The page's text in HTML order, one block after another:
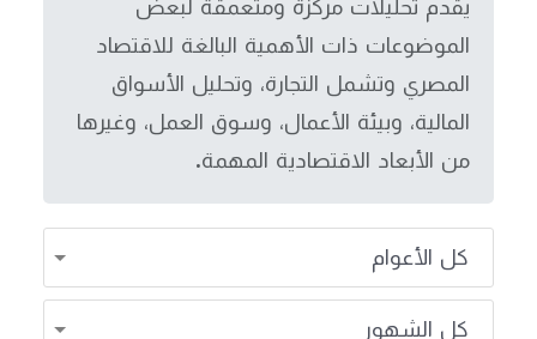
يقدم تحليلات مركزة ومتعمقة لبعض
الموضوعات ذات الأهمية البالغة للاقتصاد
المصري وتشمل التجارة، وتحليل الأسواق
المالية، وبيئة الأعمال، وسوق العمل، وغيرها
من الأبعاد الاقتصادية المهمة.